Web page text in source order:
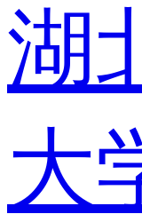
湖
大